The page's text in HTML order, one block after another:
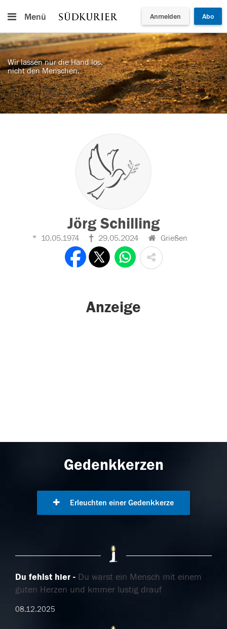
Menü Anmelden Abo
Wir lassen nur die Hand los,
nicht den Menschen.
Jörg Schilling
10.05.1974 29.05.2024 Grießen
Anzeige
Gedenkkerzen
Erleuchten einer Gedenkkerze
Du fehlst hier
Du warst ein Mensch mit einem
guten Herzen und kmmer lustig drauf
08.12.2025